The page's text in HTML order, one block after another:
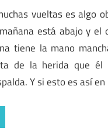
vueltas es algo
está abajo y el
tiene la mano
de la herida que él
Y si esto es así en